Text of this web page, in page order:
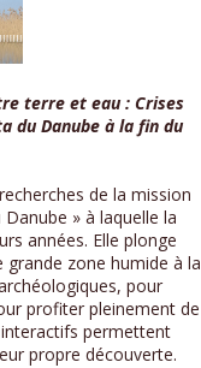
terre et eau : Crises
du Danube à la fin du
de la mission
» à laquelle la
années. Elle plonge
grande zone humide à la
pour
profiter pleinement de
permettent
propre découverte.